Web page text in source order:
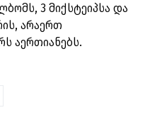
3 მიქსტეიპსა და
არაერთ
აერთიანებს.